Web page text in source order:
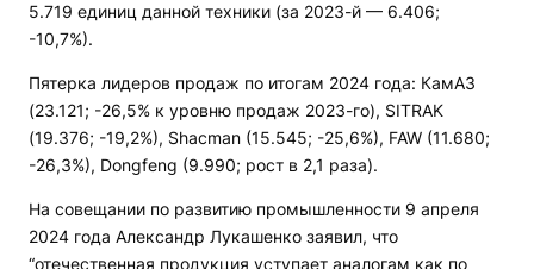
5.719 единиц данной техники (за 2023-й — 6.406;
-10,7%).
Пятерка лидеров продаж по итогам 2024 года: КамАЗ
(23.121; -26,5% к уровню продаж 2023-го), SITRAK
(19.376; -19,2%), Shacman (15.545; -25,6%), FAW (11.680;
-26,3%), Dongfeng (9.990; рост в 2,1 раза).
На совещании по развитию промышленности 9 апреля
2024 года Александр Лукашенко заявил, что
“отечественная продукция уступает аналогам как по